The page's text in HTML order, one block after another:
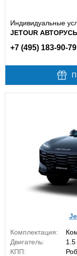
Индивидуальные
JETOUR
+7 (495) 183-90-79
Комплектация:
Двигатель:
КПП: